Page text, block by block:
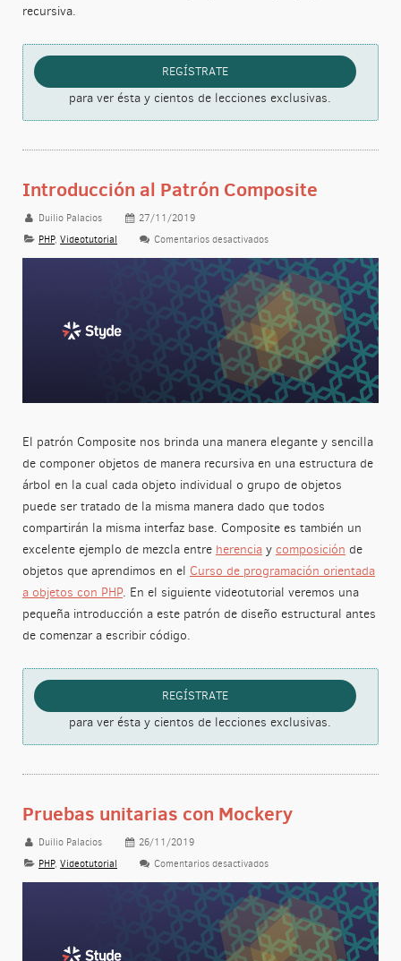
recursiva.
REGÍSTRATE
para ver ésta y cientos de lecciones exclusivas.
Introducción al Patrón Composite
Duilio Palacios
27/11/2019
PHP,Videotutorial
Comentarios desactivados
El patrón Composite nos brinda una manera elegante y sencilla
de componer objetos de manera recursiva en una estructura de
árbol en la cual cada objeto individual o grupo de objetos
puede ser tratado de la misma manera dado que todos
compartirán la misma interfaz base. Composite es también un
excelente ejemplo de mezcla entre herenciay composición de
objetos que aprendimos en el Curso de programación orientada
a objetos con PHP. En el siguiente videotutorial veremos una
pequeña introducción a este patrón de diseño estructural antes
de comenzar a escribir código.
REGÍSTRATE
para ver ésta y cientos de lecciones exclusivas.
Pruebas unitarias con Mockery
Duilio Palacios
26/11/2019
PHP,Videotutorial
Comentarios desactivados